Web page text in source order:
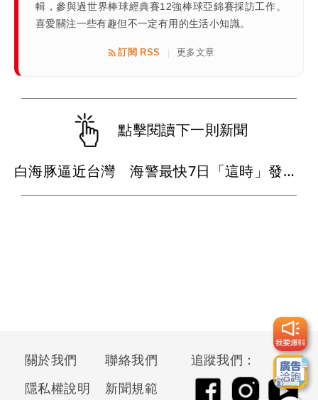
輯，參與過世界棒球經典賽12強棒球亞錦賽採訪工作。
喜愛關注一些有趣但不一定有用的生活小知識。
訂閱 RSS | 更多文章
點擊閱讀下一則新聞
白海豚逼近台灣 海警最快7日「這時」發布！週末北部山區防豪雨
關於我們
聯絡我們
隱私權說明
新聞規範
追蹤我們：